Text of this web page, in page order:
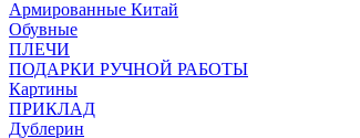
Армированные Китай
Обувные
ПЛЕЧИ
ПОДАРКИ РУЧНОЙ РАБОТЫ
Картины
ПРИКЛАД
Дублерин